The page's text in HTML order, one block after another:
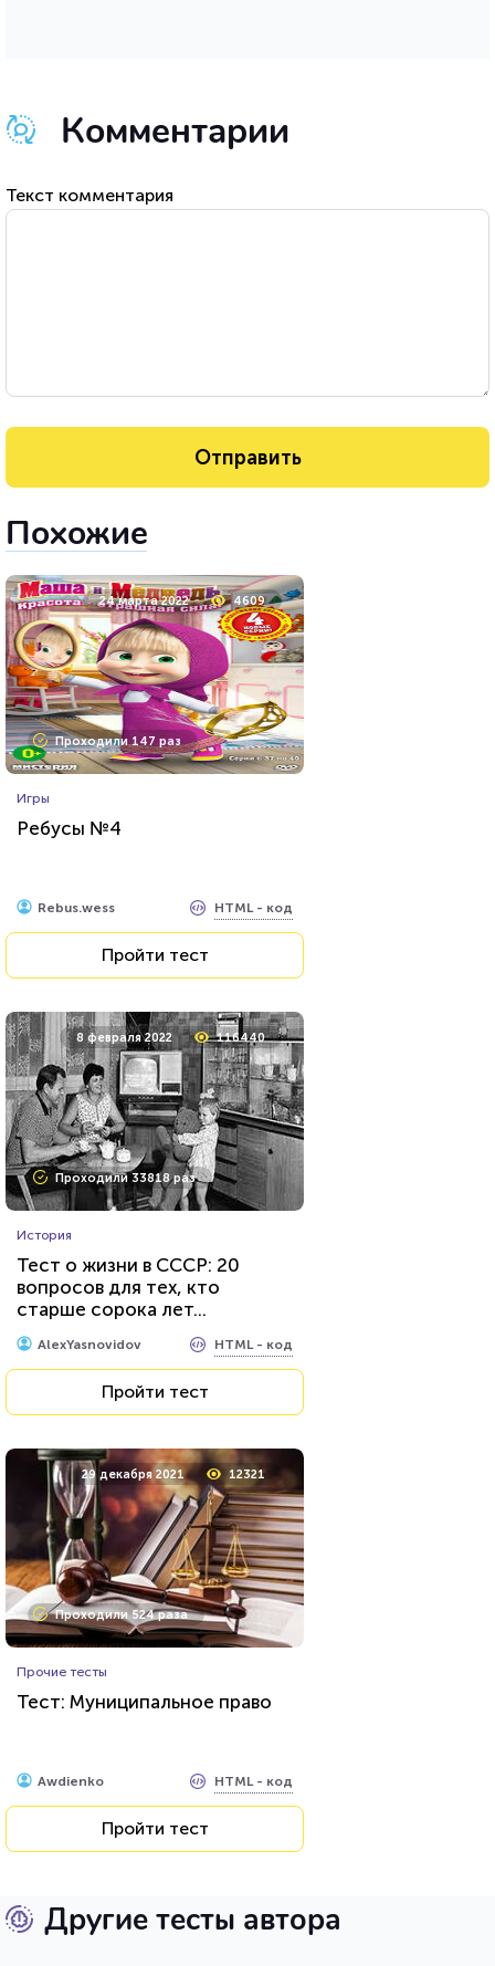
Комментарии
Текст комментария
Похожие
24 марта 2022 4609
Проходили 147 раз
Игры
Ребусы №4
Rebus.wess HTML - код
Пройти тест
8 февраля 2022 116440
Проходили 33818 раз
История
Тест о жизни в СССР: 20
вопросов для тех, кто
старше сорока лет...
AlexYasnovidov HTML - код
Пройти тест
29 декабря 2021 12321
Проходили 524 раза
Прочие тесты
Тест: Муниципальное право
Awdienko HTML - код
Пройти тест
Другие тесты автора